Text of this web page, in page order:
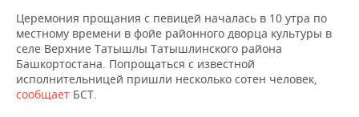
КОМУ ПРИНАДЛЕЖАТ
ТОРГОВЫЕ ЦЕНТРЫ
ТАТАРСТАНА
БЮДЖЕТ
ИНВЕСТИЦИИ
МАШИНОСТРОЕНИЕ
НЕФТЕХИМИЯ
НОВОСТИ АВТО
БИЗНЕС
НОВОСТИ БИЗНЕСА
РОЗНИЧНАЯ ТОРГОВЛЯ
ТЕХНОЛОГИИ
НОВОСТИ ТЕХНОЛОГИЙ
МЕРОПРИЯТИЯ
Церемония прощания с певицей началась в 10 утра по
местному времени в фойе районного дворца культуры в
селе Верхние Татышлы Татышлинского района
Башкортостана. Попрощаться с известной
исполнительницей пришли несколько сотен человек,
сообщает БСТ.